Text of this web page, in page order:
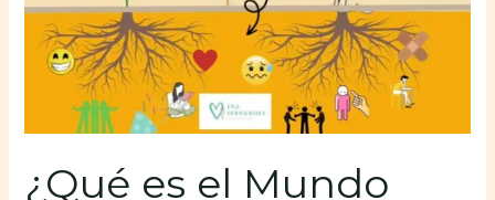
¿Qué es el Mundo
por
explorarlo?